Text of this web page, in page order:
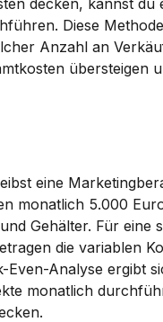
decken, kannst du
Diese
Anzahl an
übersteigen
eine
monatlich 5.000
Gehälter. Für eine
die variablen
Even-Analyse ergibt
monatlich